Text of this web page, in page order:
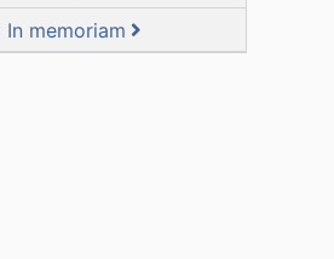
memoriam